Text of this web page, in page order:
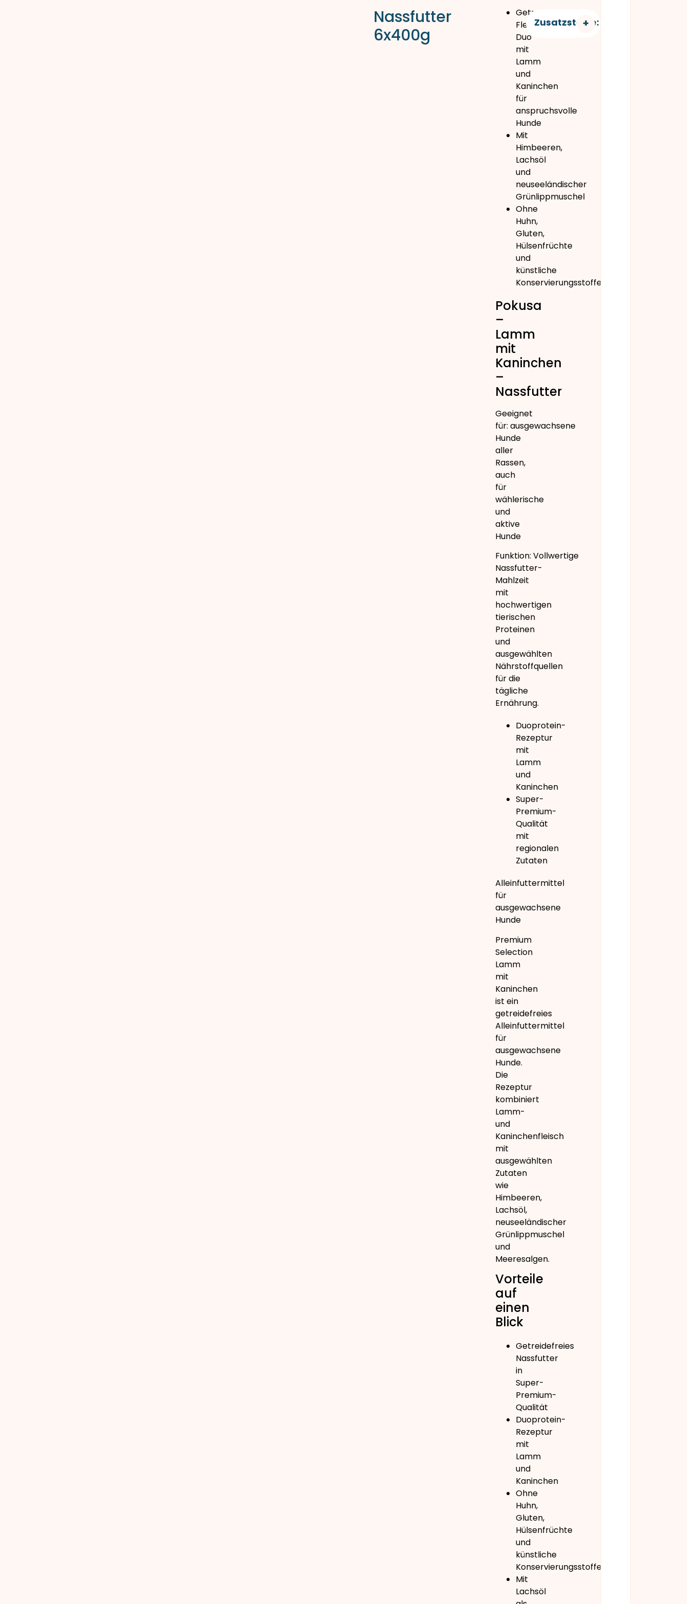
Nassfutter
6x400g
Getreidefreies
Fleisch-
Duo
mit
Lamm
und
Kaninchen
für
anspruchsvolle
Hunde
Mit
Himbeeren,
Lachsöl
und
neuseeländischer
Grünlippmuschel
Ohne
Huhn,
Gluten,
Hülsenfrüchte
und
künstliche
Konservierungsstoffe
Pokusa
–
Lamm
mit
Kaninchen
–
Nassfutter
Geeignet
für: ausgewachsene
Hunde
aller
Rassen,
auch
für
wählerische
und
aktive
Hunde
Funktion: Vollwertige
Nassfutter-
Mahlzeit
mit
hochwertigen
tierischen
Proteinen
und
ausgewählten
Nährstoffquellen
für die
tägliche
Ernährung.
Duoprotein-
Rezeptur
mit
Lamm
und
Kaninchen
Super-
Premium-
Qualität
mit
regionalen
Zutaten
Alleinfuttermittel
für
ausgewachsene
Hunde
Premium
Selection
Lamm
mit
Kaninchen
ist ein
getreidefreies
Alleinfuttermittel
für
ausgewachsene
Hunde.
Die
Rezeptur
kombiniert
Lamm-
und
Kaninchenfleisch
mit
ausgewählten
Zutaten
wie
Himbeeren,
Lachsöl,
neuseeländischer
Grünlippmuschel
und
Meeresalgen.
Vorteile
auf
einen
Blick
Getreidefreies
Nassfutter
in
Super-
Premium-
Qualität
Duoprotein-
Rezeptur
mit
Lamm
und
Kaninchen
Ohne
Huhn,
Gluten,
Hülsenfrüchte
und
künstliche
Konservierungsstoffe
Mit
Lachsöl
Zusatzstoffe: